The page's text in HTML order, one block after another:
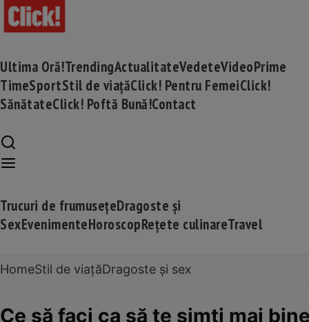
Ultima Oră!TrendingActualitateVedeteVideoPrime
TimeSportStil de viațăClick! Pentru FemeiClick!
SănătateClick! Poftă Bună!Contact
Trucuri de frumusețeDragoste și
SexEvenimenteHoroscopRețete culinareTravel
HomeStil de viațăDragoste și sex
Ce să faci ca să te simţi mai